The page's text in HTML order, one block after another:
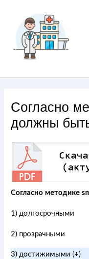
Согласно
должны
Согласно методике
1) долгосрочными
2) прозрачными
3) достижимыми (+)